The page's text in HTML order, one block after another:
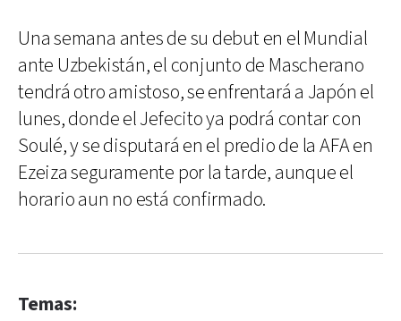
Una semana antes de su debut en el Mundial
ante Uzbekistán, el conjunto de Mascherano
tendrá otro amistoso, se enfrentará a Japón el
lunes, donde el Jefecito ya podrá contar con
Soulé, y se disputará en el predio de la AFA en
Ezeiza seguramente por la tarde, aunque el
horario aun no está confirmado.
Temas: